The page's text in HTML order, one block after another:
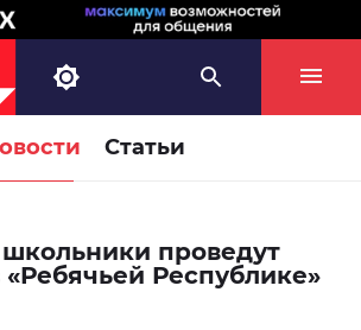
Статьи
проведут
Республике»